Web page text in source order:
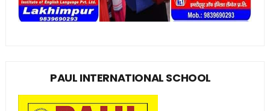
PAUL INTERNATIONAL SCHOOL